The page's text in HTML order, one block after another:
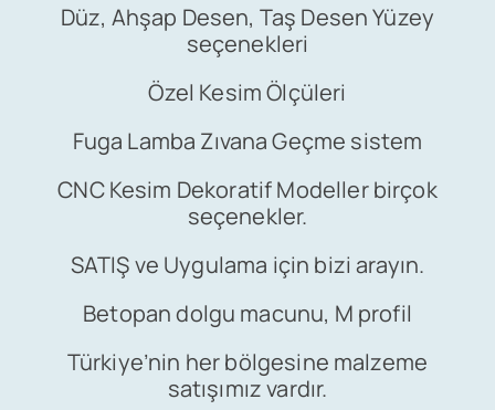
İletişim
Düz, Ahşap Desen, Taş Desen Yüzey
seçenekleri
Özel Kesim Ölçüleri
Fuga Lamba Zıvana Geçme sistem
CNC Kesim Dekoratif Modeller birçok
seçenekler.
SATIŞ ve Uygulama için bizi arayın.
Betopan dolgu macunu, M profil
Türkiye’nin her bölgesine malzeme
satışımız vardır.